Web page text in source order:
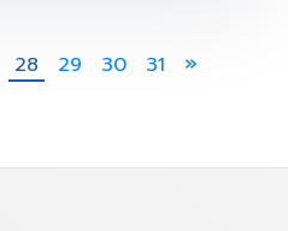
28 29 30 31